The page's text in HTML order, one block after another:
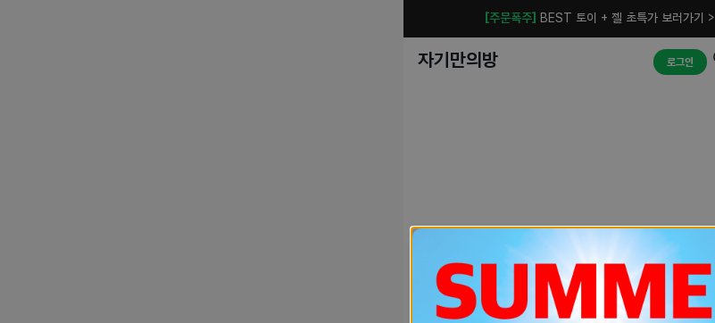
[주문폭주] BEST 토이 + 젤 초특가 보러가기 >
자기만의방 로그인
예상치 못한 에러입니다.